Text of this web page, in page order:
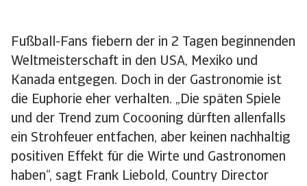
Fußball-Fans fiebern der in 2 Tagen beginnenden
Weltmeisterschaft in den USA, Mexiko und
Kanada entgegen. Doch in der Gastronomie ist
die Euphorie eher verhalten. „Die späten Spiele
und der Trend zum Cocooning dürften allenfalls
ein Strohfeuer entfachen, aber keinen nachhaltig
positiven Effekt für die Wirte und Gastronomen
haben“, sagt Frank Liebold, Country Director